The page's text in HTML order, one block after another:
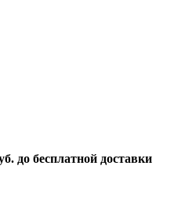
до бесплатной доставки